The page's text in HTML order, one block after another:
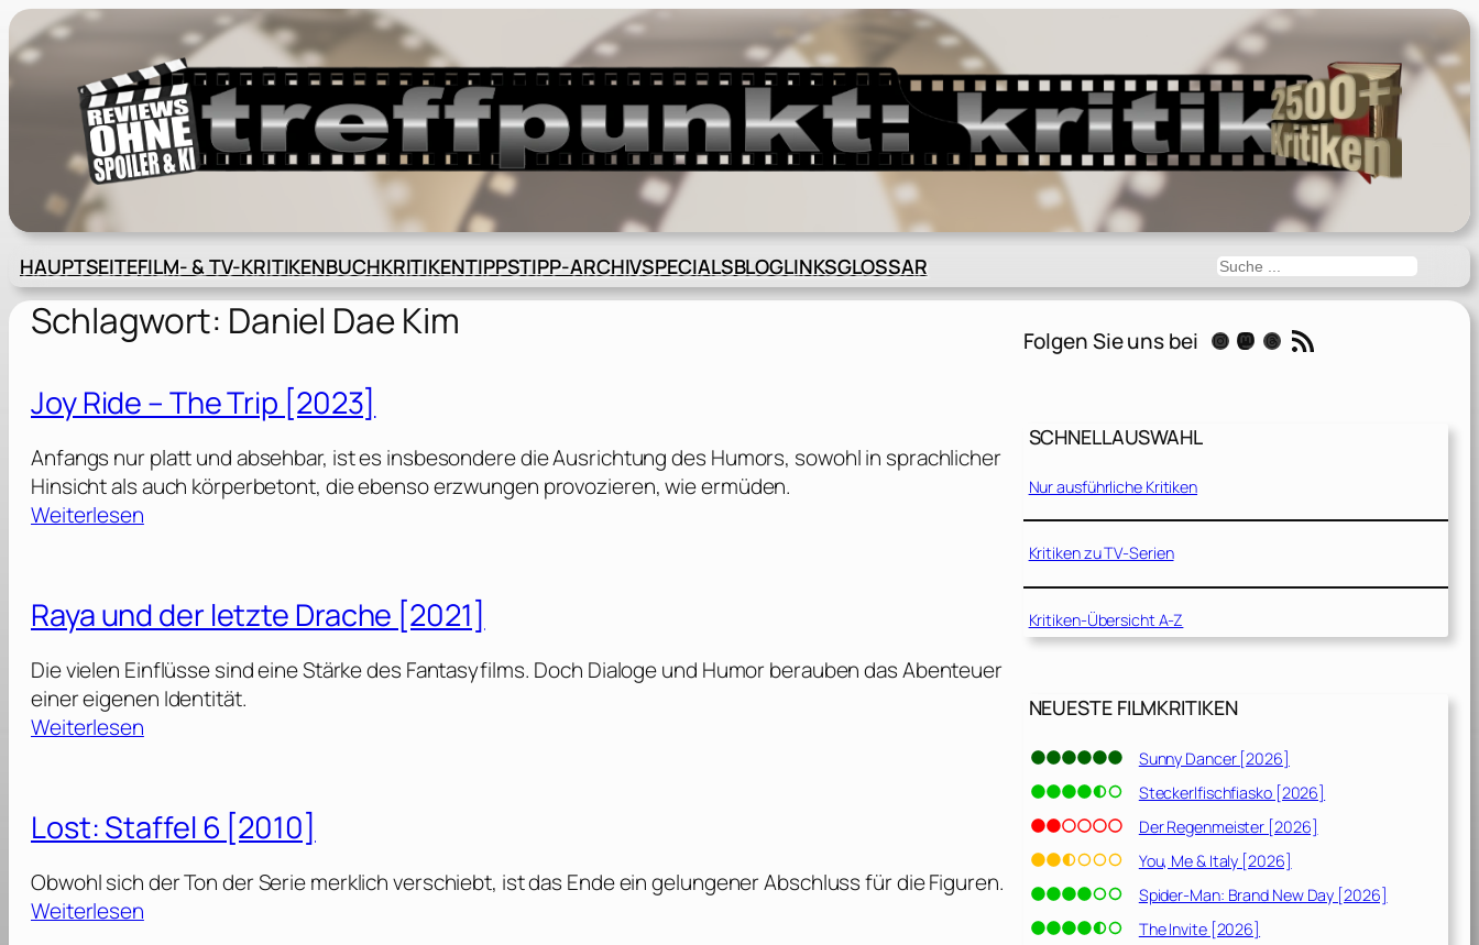
Zum
Inhalt
springen
HAUPTSEITEFILM- & TV-KRITIKENBUCHKRITIKENTIPPSTIPP-ARCHIVSPECIALSBLOGLINKSGLOSSAR Suchen
Schlagwort: Daniel Dae Kim
Joy Ride – The Trip [2023]
Anfangs nur platt und absehbar, ist es insbesondere die Ausrichtung des Humors, sowohl in sprachlicher
Hinsicht als auch körperbetont, die ebenso erzwungen provozieren, wie ermüden.
Weiterlesen:
y
R
d
e
h
T
r
Raya und der letzte Drache [2021]
Die vielen Einflüsse sind eine Stärke des Fantasyfilms. Doch Dialoge und Humor berauben das Abenteuer
einer eigenen Identität.
Weiterlesen:
a
n
d
Lost: Staffel 6 [2010]
Obwohl sich der Ton der Serie merklich verschiebt, ist das Ende ein gelungener Abschluss für die Figuren.
Weiterlesen:
Folgen Sie uns bei Instagram Mastodon Threads RSS-Feed
SCHNELLAUSWAHL
Nur ausführliche Kritiken
Kritiken zu TV-Serien
Kritiken-Übersicht A-Z
NEUESTE FILMKRITIKEN
Sunny Dancer [2026]
Steckerlfischfiasko [2026]
Der Regenmeister [2026]
You, Me & Italy [2026]
Spider-Man: Brand New Day [2026]
The Invite [2026]